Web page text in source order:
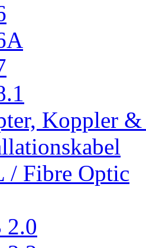
Koppler &
/ Fibre Optic
2.0